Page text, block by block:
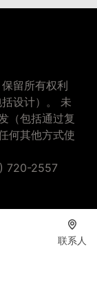
留所有权利
设计）。 未
（包括通过复
何其他方式使
720-2557
联系人